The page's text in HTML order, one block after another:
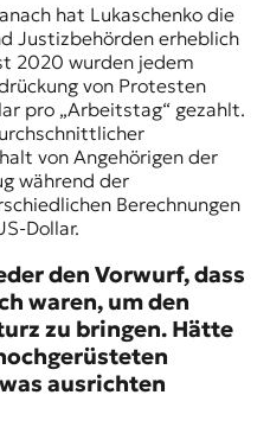
hat Lukaschenko die
Justizbehörden erheblich
2020 wurden jedem
von Protesten
pro „Arbeitstag“ gezahlt.
von Angehörigen der
während der
Berechnungen
Dollar.
den Vorwurf, dass
waren, um den
zu bringen. Hätte
ausrichten